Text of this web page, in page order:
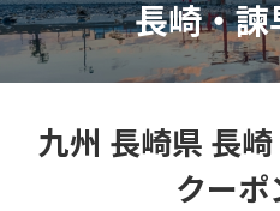
長崎・諫
九州 長崎県 長
クーポ